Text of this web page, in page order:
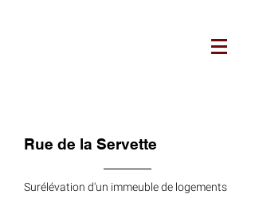
Rue de la Servette
Surélévation d'un immeuble de logements